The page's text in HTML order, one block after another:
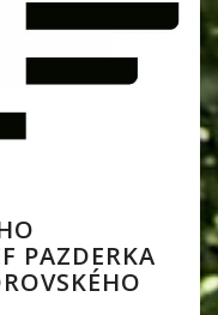
PAZDERKA